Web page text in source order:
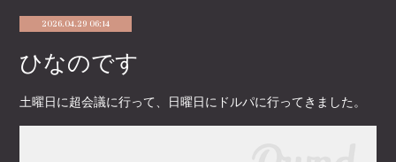
2026.04.29 06:14
ひなのです
土曜日に超会議に行って、日曜日にドルパに行ってきました。